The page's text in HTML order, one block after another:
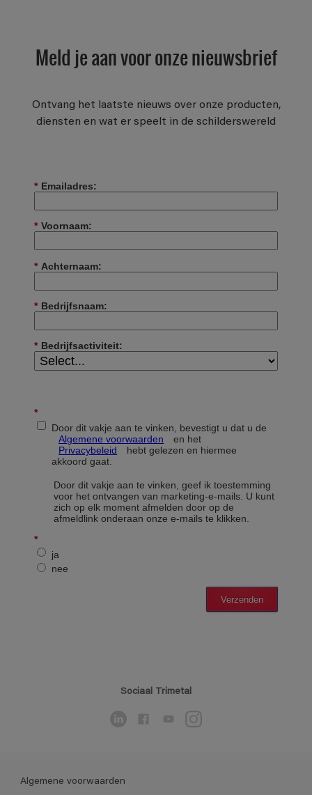
Meld je aan voor onze nieuwsbrief
Ontvang het laatste nieuws over onze producten,
diensten en wat er speelt in de schilderswereld
Sociaal Trimetal
Algemene voorwaarden